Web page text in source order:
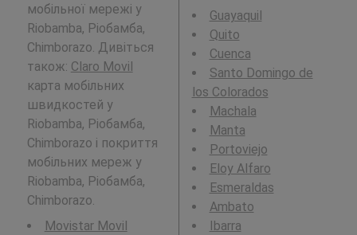
мобільної мережі у
Riobamba, Ріобамба,
Chimborazo. Дивіться
також: Claro Movil
карта мобільних
швидкостей у
Riobamba, Ріобамба,
Chimborazo і покриття
мобільних мереж у
Riobamba, Ріобамба,
Chimborazo.
Movistar Movil
Guayaquil
Quito
Cuenca
Santo Domingo de
los Colorados
Machala
Manta
Portoviejo
Eloy Alfaro
Esmeraldas
Ambato
Ibarra